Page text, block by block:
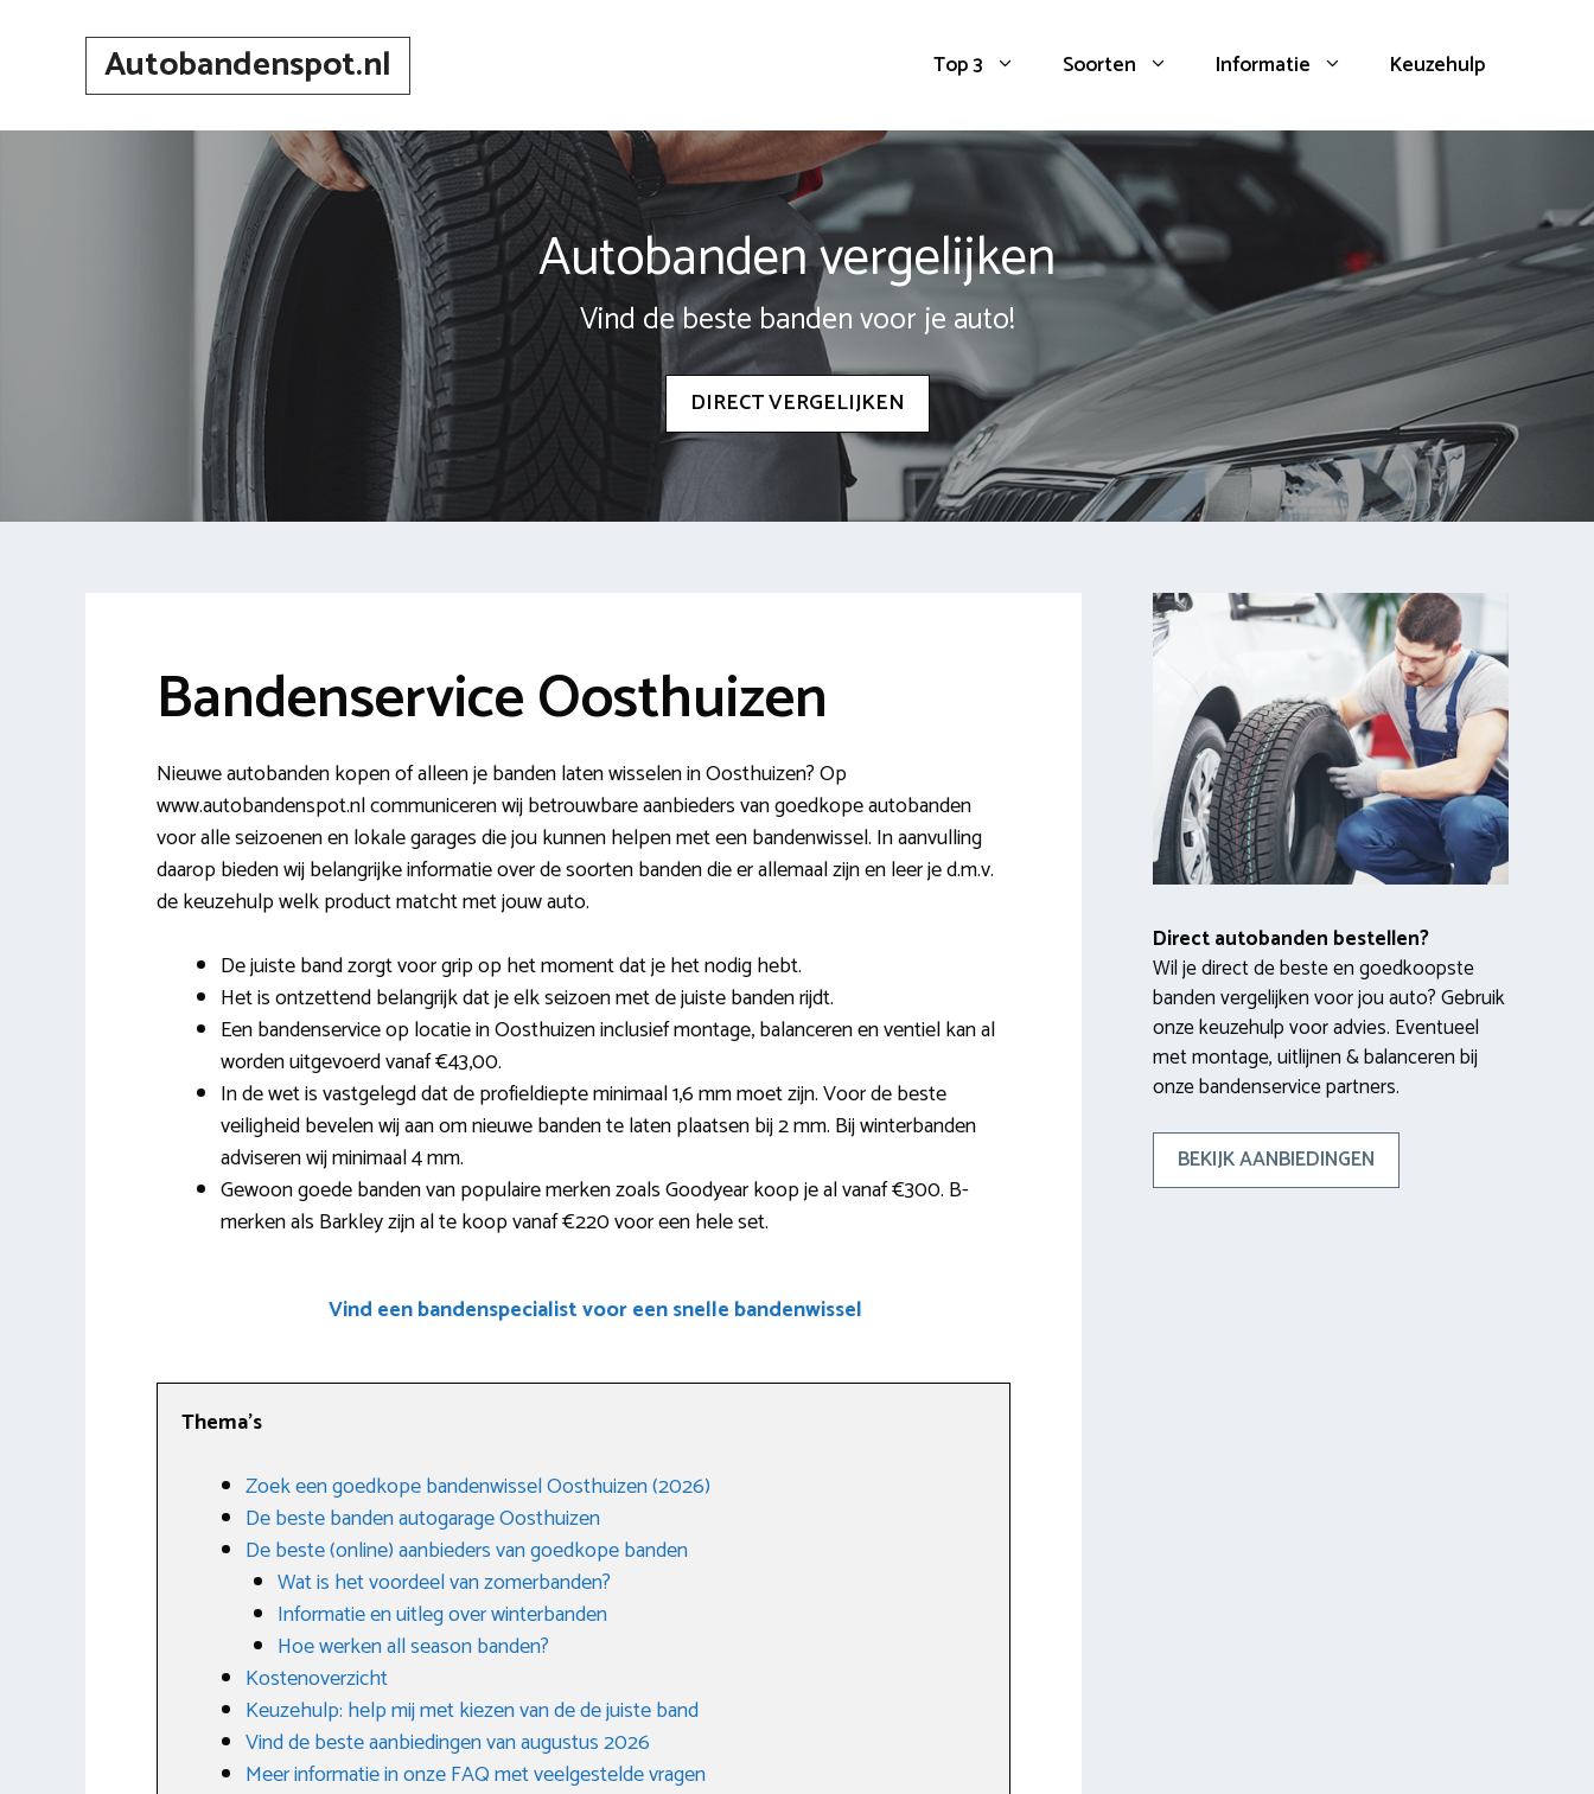
Autobandenspot.nl Top 3 Soorten Informatie Keuzehulp
Autobanden vergelijken
Vind de beste banden voor je auto!
DIRECT VERGELIJKEN
Bandenservice Oosthuizen
Nieuwe autobanden kopen of alleen je banden laten wisselen in Oosthuizen? Op
www.autobandenspot.nl communiceren wij betrouwbare aanbieders van goedkope autobanden
voor alle seizoenen en lokale garages die jou kunnen helpen met een bandenwissel. In aanvulling
daarop bieden wij belangrijke informatie over de soorten banden die er allemaal zijn en leer je d.m.v.
de keuzehulp welk product matcht met jouw auto.
De juiste band zorgt voor grip op het moment dat je het nodig hebt.
Het is ontzettend belangrijk dat je elk seizoen met de juiste banden rijdt.
Een bandenservice op locatie in Oosthuizen inclusief montage, balanceren en ventiel kan al
worden uitgevoerd vanaf €43,00.
In de wet is vastgelegd dat de profieldiepte minimaal 1,6 mm moet zijn. Voor de beste
veiligheid bevelen wij aan om nieuwe banden te laten plaatsen bij 2 mm. Bij winterbanden
adviseren wij minimaal 4 mm.
Gewoon goede banden van populaire merken zoals Goodyear koop je al vanaf €300. B-
merken als Barkley zijn al te koop vanaf €220 voor een hele set.
Vind een bandenspecialist voor een snelle bandenwissel
Thema’s
Zoek een goedkope bandenwissel Oosthuizen (2026)
De beste banden autogarage Oosthuizen
De beste (online) aanbieders van goedkope banden
Wat is het voordeel van zomerbanden?
Informatie en uitleg over winterbanden
Hoe werken all season banden?
Kostenoverzicht
Keuzehulp: help mij met kiezen van de de juiste band
Vind de beste aanbiedingen van augustus 2026
Meer informatie in onze FAQ met veelgestelde vragen
Direct autobanden bestellen?
Wil je direct de beste en goedkoopste
banden vergelijken voor jou auto? Gebruik
onze keuzehulp voor advies. Eventueel
met montage, uitlijnen & balanceren bij
onze bandenservice partners.
BEKIJK AANBIEDINGEN